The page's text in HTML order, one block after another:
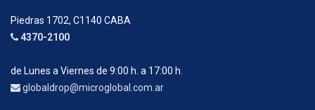
Piedras 1702, C1140 CABA
4370-2100
de Lunes a Viernes de 9:00 h. a 17:00 h.
globaldrop@microglobal.com.ar